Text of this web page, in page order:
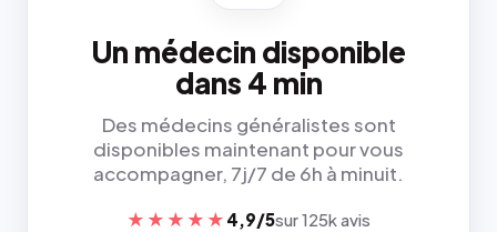
Un médecin disponible
dans 4 min
Des médecins généralistes sont
disponibles maintenant pour vous
accompagner, 7j/7 de 6h à minuit.
★★★★★ 4,9/5sur 125k avis